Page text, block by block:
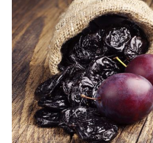
egészségre
gyakorolt
pozitív
hatásai